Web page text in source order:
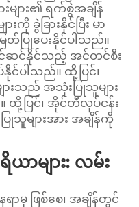
ျား၏ ရက်စွဲအချိန်
ကို ခွဲခြားနိုင်ပြီး မာ
တ်ပြုပေးနိုင်ပါသည်။
ြင်ဆင်နိုင်သည့် အင်တင်စီး
နိုင်ပါသည်။ ထို့ပြင်၊
ားသည် အသုံးပြုသူများ
ထို့ပြင်၊ အိုင်တီလုပ်ငန်း
ြုသူများအား အချိန်ကို
ာများ: လမ်း
မှ ဖြစ်စေ၊ အချိန်တွင်